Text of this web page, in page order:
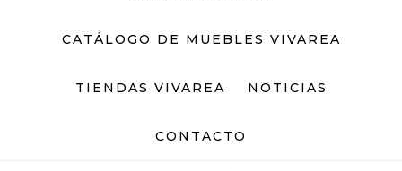
CATÁLOGO DE MUEBLES VIVAREA
TIENDAS VIVAREA NOTICIAS
CONTACTO